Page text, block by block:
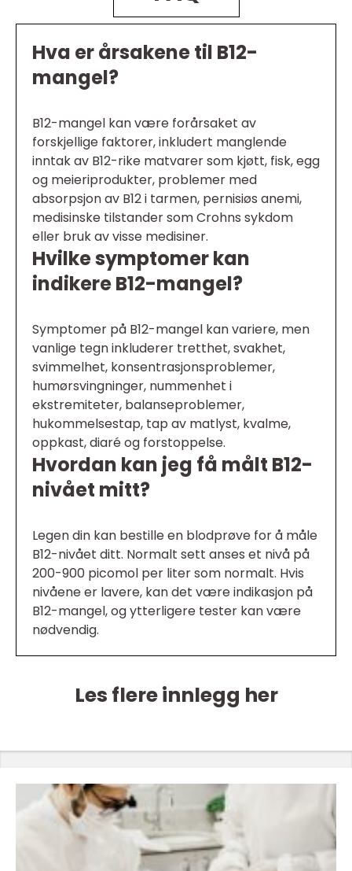
Hva er årsakene til B12-
mangel?
B12-mangel kan være forårsaket av
forskjellige faktorer, inkludert manglende
inntak av B12-rike matvarer som kjøtt, fisk, egg
og meieriprodukter, problemer med
absorpsjon av B12 i tarmen, pernisiøs anemi,
medisinske tilstander som Crohns sykdom
eller bruk av visse medisiner.
Hvilke symptomer kan
indikere B12-mangel?
Symptomer på B12-mangel kan variere, men
vanlige tegn inkluderer tretthet, svakhet,
svimmelhet, konsentrasjonsproblemer,
humørsvingninger, nummenhet i
ekstremiteter, balanseproblemer,
hukommelsestap, tap av matlyst, kvalme,
oppkast, diaré og forstoppelse.
Hvordan kan jeg få målt B12-
nivået mitt?
Legen din kan bestille en blodprøve for å måle
B12-nivået ditt. Normalt sett anses et nivå på
200-900 picomol per liter som normalt. Hvis
nivåene er lavere, kan det være indikasjon på
B12-mangel, og ytterligere tester kan være
nødvendig.
Les flere innlegg her